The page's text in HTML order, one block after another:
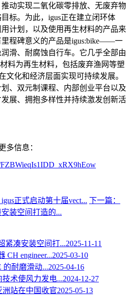
动实现二氧化碳零排放、无废弃物
标。为此，igus正在建立闭环体
计划，以及使用再生材料的产品来
里程碑意义的产品是igus:bike——一
滑、耐腐蚀自行车。它几乎全部由
料为再生材料，包括废弃渔网等塑
文化和经济层面实现可持续发展。
、双元制课程、内部创业平台以及
展、拥抱多样性并持续激发创新活
多信息：
FZBWieqIs1IDD_xRX9hEow
正式启动第十届vect... 下一篇：
装空间打造的...
紧凑安装空间打...2025-11-11
CH engineer...2025-03-10
的耐磨滑动...2025-04-16
术使风力发电...2024-12-27
洲站在中国收官2025-05-13